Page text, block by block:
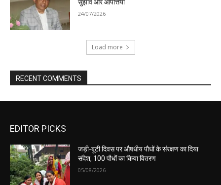
सुझाव और आपत्तियां
24/07/2026
Load more
RECENT COMMENTS
EDITOR PICKS
जड़ी-बूटी दिवस पर औषधीय पौधों के संरक्षण का दिया
संदेश, 100 पौधों का किया वितरण
05/08/2026